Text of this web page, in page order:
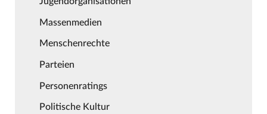
Massenmedien
Menschenrechte
Parteien
Personenratings
Politische Kultur